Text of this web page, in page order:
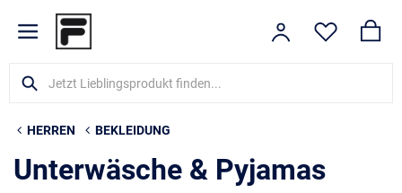
HERREN BEKLEIDUNG
Unterwäsche & Pyjamas